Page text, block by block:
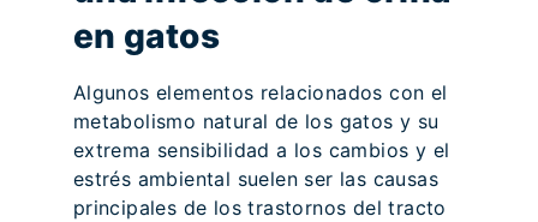
en gatos
Algunos elementos relacionados con el
metabolismo natural de los gatos y su
extrema sensibilidad a los cambios y el
estrés ambiental suelen ser las causas
principales de los trastornos del tracto